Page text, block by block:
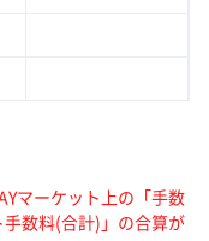
マーケット上の「手数
数料(合計)」の合算が